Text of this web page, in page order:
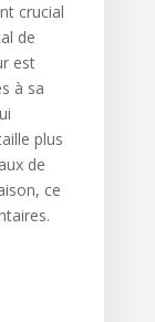
crucial
de
est
à sa
plus
de
ce